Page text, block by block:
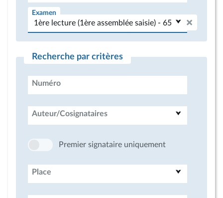
Examen
Recherche par critères
Numéro
Auteur/Cosignataires
Premier signataire uniquement
Place